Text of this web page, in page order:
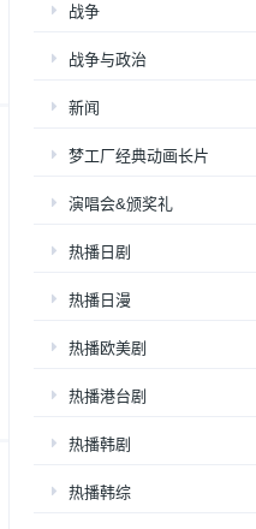
战争
战争与政治
新闻
梦工厂经典动画长片
演唱会&颁奖礼
热播日剧
热播日漫
热播欧美剧
热播港台剧
热播韩剧
热播韩综